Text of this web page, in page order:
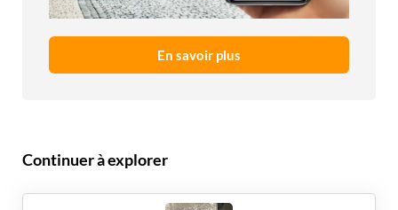
En savoir plus
Continuer à explorer